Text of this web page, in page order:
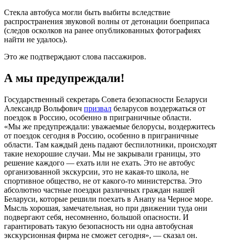
Стекла автобуса могли быть выбиты вследствие
распространения звуковой волны от детонации боеприпаса
(следов осколков на ранее опубликованных фотографиях
найти не удалось).
Это же подтверждают слова пассажиров.
А мы предупреждали!
Государственный секретарь Совета безопасности Беларуси
Александр Вольфович призвал беларусов воздержаться от
поездок в Россию, особенно в приграничные области.
«Мы же предупреждали: уважаемые белорусы, воздержитесь
от поездок сегодня в Россию, особенно в приграничные
области. Там каждый день падают беспилотники, происходят
такие нехорошие случаи. Мы не закрывали границы, это
решение каждого — ехать или не ехать. Это не автобус
организованной экскурсии, это не какая-то школа, не
спортивное общество, не от какого-то министерства. Это
абсолютно частные поездки различных граждан нашей
Беларуси, которые решили поехать в Анапу на Черное море.
Мысль хорошая, замечательная, но при движении туда они
подвергают себя, несомненно, большой опасности. И
гарантировать такую безопасность ни одна автобусная
экскурсионная фирма не сможет сегодня», — сказал он.